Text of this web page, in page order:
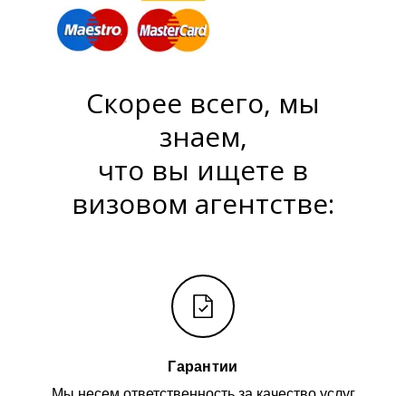
Скорее всего, мы
знаем,
что вы ищете в
визовом агентстве:
Гарантии